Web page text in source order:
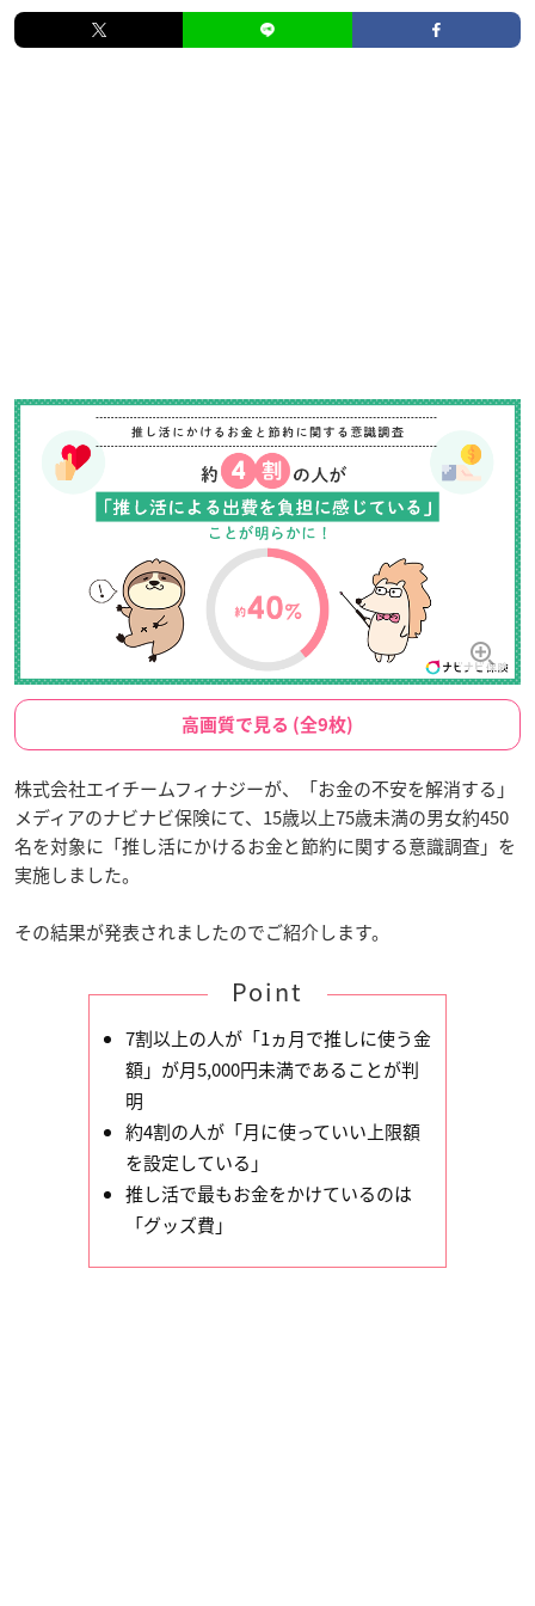
高画質で見る (全9枚)
株式会社エイチームフィナジーが、「お金の不安を解消する」
メディアのナビナビ保険にて、15歳以上75歳未満の男女約450
名を対象に「推し活にかけるお金と節約に関する意識調査」を
実施しました。
その結果が発表されましたのでご紹介します。
Point
7割以上の人が「1ヵ月で推しに使う金
額」が月5,000円未満であることが判
明
約4割の人が「月に使っていい上限額
を設定している」
推し活で最もお金をかけているのは
「グッズ費」